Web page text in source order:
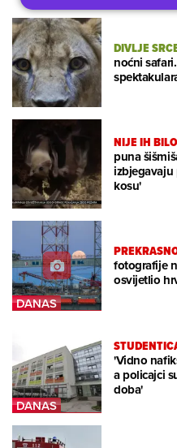
DIVLJE
noćni
NIJE IH
puna
izbjegavaju
kosu'
fotografije
osvijetlio
'Vidno
a policajci
doba'